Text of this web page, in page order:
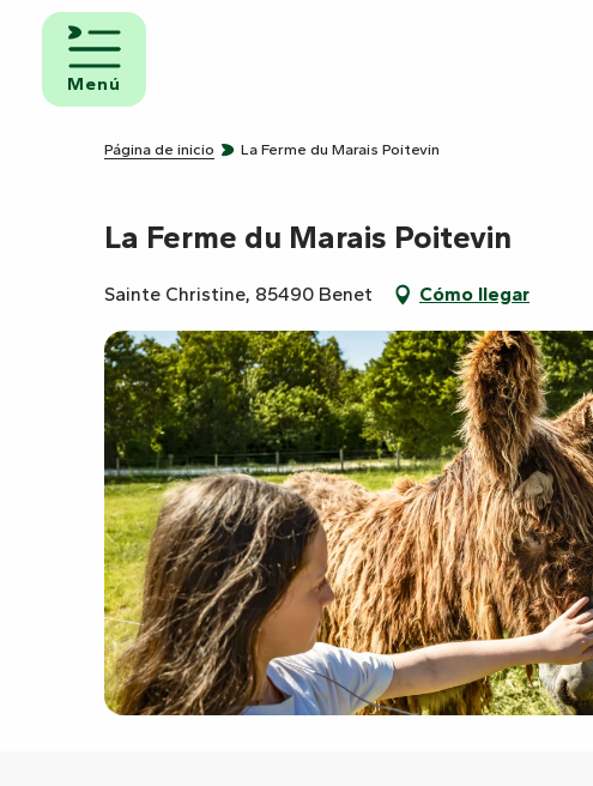
contenu
principal
Menú
Página de inicio La Ferme du Marais Poitevin
La Ferme du Marais Poitevin
Sainte Christine, 85490 Benet Cómo llegar